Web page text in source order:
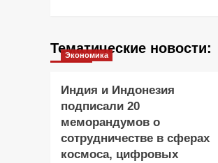
Тематические новости:
Экономика
Индия и Индонезия
подписали 20
меморандумов о
сотрудничестве в сферах
космоса, цифровых